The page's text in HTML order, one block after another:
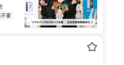
不要